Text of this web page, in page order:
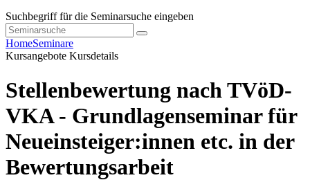
Suchbegriff für die Seminarsuche eingeben
HomeSeminare
Kursangebote Kursdetails
Stellenbewertung nach TVöD-
VKA - Grundlagenseminar für
Neueinsteiger:innen etc. in der
Bewertungsarbeit